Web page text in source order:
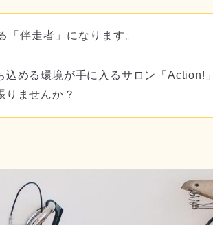
「伴走者」になります。
込める環境が手に入るサロン「Action!
りませんか？